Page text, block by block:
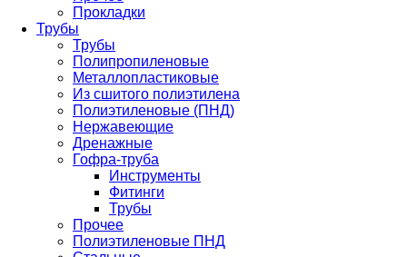
Прокладки
Трубы
Трубы
Полипропиленовые
Металлопластиковые
Из сшитого полиэтилена
Полиэтиленовые (ПНД)
Нержавеющие
Дренажные
Гофра-труба
Инструменты
Фитинги
Трубы
Прочее
Полиэтиленовые ПНД